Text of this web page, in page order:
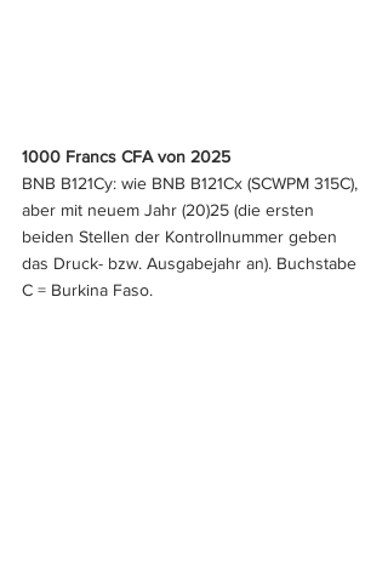
1000 Francs CFA von 2025
BNB B121Cy: wie BNB B121Cx (SCWPM 315C),
aber mit neuem Jahr (20)25 (die ersten
beiden Stellen der Kontrollnummer geben
das Druck- bzw. Ausgabejahr an). Buchstabe
C = Burkina Faso.